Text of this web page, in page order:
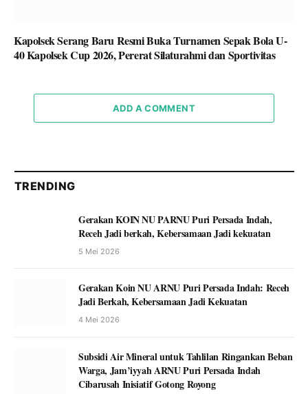
Kapolsek Serang Baru Resmi Buka Turnamen Sepak Bola U-
40 Kapolsek Cup 2026, Pererat Silaturahmi dan Sportivitas
ADD A COMMENT
TRENDING
Gerakan KOIN NU PARNU Puri Persada Indah,
Receh Jadi berkah, Kebersamaan Jadi kekuatan
5 Mei 2026
Gerakan Koin NU ARNU Puri Persada Indah: Receh
Jadi Berkah, Kebersamaan Jadi Kekuatan
4 Mei 2026
Subsidi Air Mineral untuk Tahlilan Ringankan Beban
Warga, Jam’iyyah ARNU Puri Persada Indah
Cibarusah Inisiatif Gotong Royong